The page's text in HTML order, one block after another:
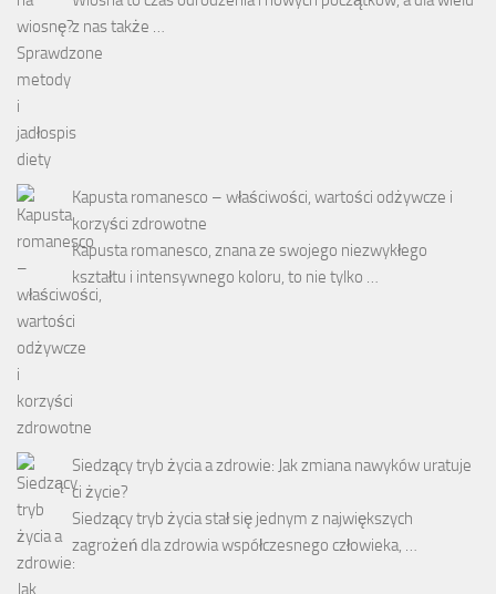
z nas także …
Kapusta romanesco – właściwości, wartości odżywcze i
korzyści zdrowotne
Kapusta romanesco, znana ze swojego niezwykłego
kształtu i intensywnego koloru, to nie tylko …
Siedzący tryb życia a zdrowie: Jak zmiana nawyków uratuje
ci życie?
Siedzący tryb życia stał się jednym z największych
zagrożeń dla zdrowia współczesnego człowieka, …